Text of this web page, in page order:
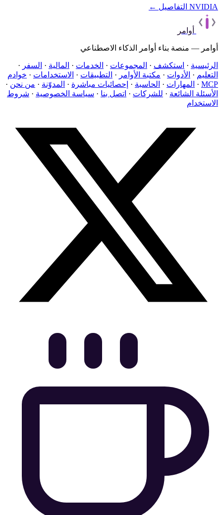
NVIDIA التفاصيل ←
أوامر
أوامر — منصة بناء أوامر الذكاء الاصطناعي
الرئيسية · استكشف · المجموعات · الخدمات · المالية · السفر ·
التعليم · الأدوات · مكتبة الأوامر · التطبيقات · الاستخدامات · خوادم
MCP
· المهارات · الحاسبة · إحصائيات مباشرة · المدوّنة · من نحن ·
الأسئلة الشائعة · للشركات · اتصل بنا · سياسة الخصوصية · شروط
الاستخدام